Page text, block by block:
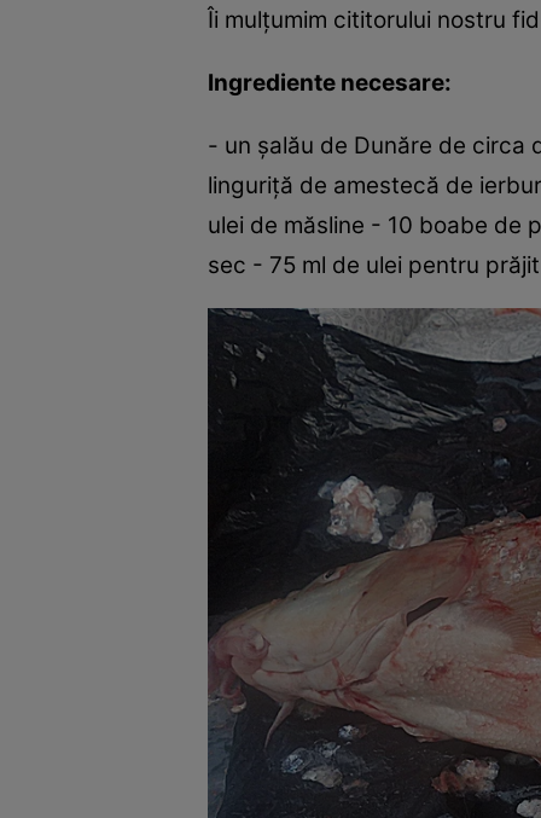
Îi mulţumim cititorului nostru
Ingrediente necesare:
- un şalău de Dunăre de circa
linguriţă de amestecă de
ulei de măsline - 10 boabe de
sec - 75 ml de ulei pentru